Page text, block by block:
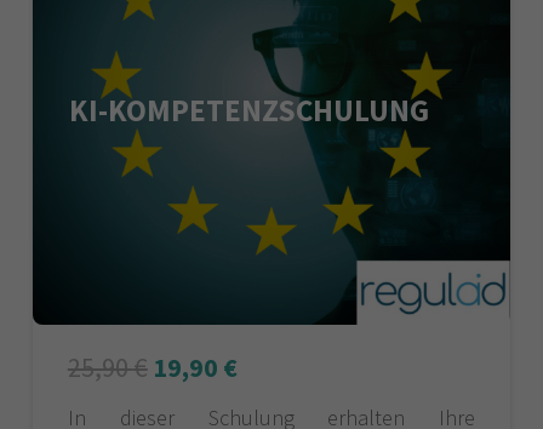
KI-KOMPETENZSCHULUNG
25,90€ 19,90 €
In dieser Schulung erhalten Ihre